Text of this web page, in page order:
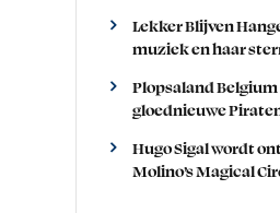
Lekker Blijven
muziek en haar
Plopsaland
gloednieuwe
Hugo Sigal wordt
Molino’s Magical